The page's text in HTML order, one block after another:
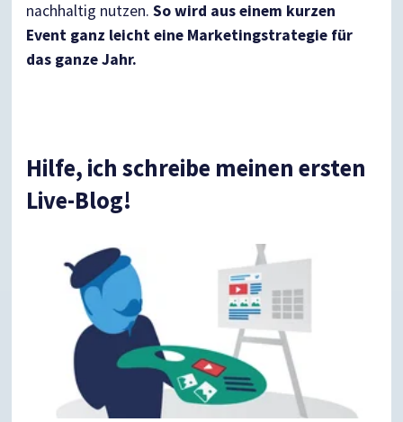
nachhaltig nutzen. So wird aus einem kurzen
Event ganz leicht eine Marketingstrategie für
das ganze Jahr.
Hilfe, ich schreibe meinen ersten
Live-Blog!